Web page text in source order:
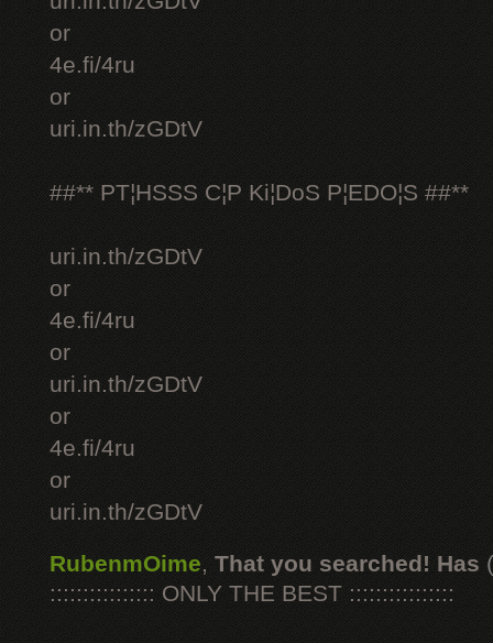
or
4e.fi/4ru
or
uri.in.th/zGDtV
##** PT¦HSSS C¦P Ki¦DoS P¦EDO¦S ##**
uri.in.th/zGDtV
or
4e.fi/4ru
or
uri.in.th/zGDtV
or
4e.fi/4ru
or
uri.in.th/zGDtV
RubenmOime, That you searched! Has
:::::::::::::::: ONLY THE BEST ::::::::::::::::